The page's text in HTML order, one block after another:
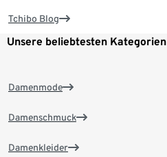
Tchibo Blog
Unsere beliebtesten Kategorien
Damenmode
Damenschmuck
Damenkleider